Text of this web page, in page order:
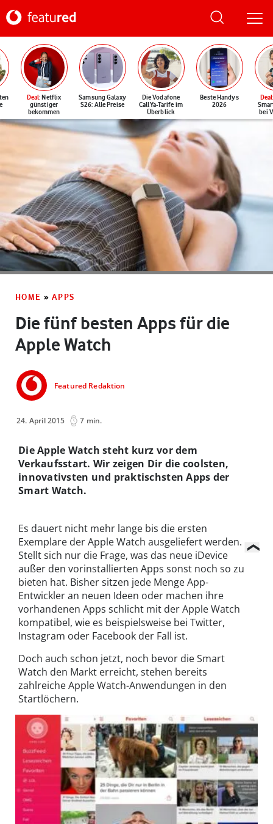
Deal: Netflix
günstiger
bekommen
Samsung Galaxy
S26: Alle Preise
Die Vodafone
CallYa-Tarife im
Überblick
Beste Handys
2026
Deal
bei
HOME » APPS
Die fünf besten Apps für die
Apple Watch
Featured Redaktion
24. April 2015 7 min.
Die Apple Watch steht kurz vor dem
Verkaufsstart. Wir zeigen Dir die coolsten,
innovativsten und praktischsten Apps der
Smart Watch.
Es dauert nicht mehr lange bis die ersten
Exemplare der Apple Watch ausgeliefert werden.
Stellt sich nur die Frage, was das neue iDevice
außer den vorinstallierten Apps sonst noch so zu
bieten hat. Bisher sitzen jede Menge App-
Entwickler an neuen Ideen oder machen ihre
vorhandenen Apps schlicht mit der Apple Watch
kompatibel, wie es beispielsweise bei Twitter,
Instagram oder Facebook der Fall ist.
Doch auch schon jetzt, noch bevor die Smart
Watch den Markt erreicht, stehen bereits
zahlreiche Apple Watch-Anwendungen in den
Startlöchern.